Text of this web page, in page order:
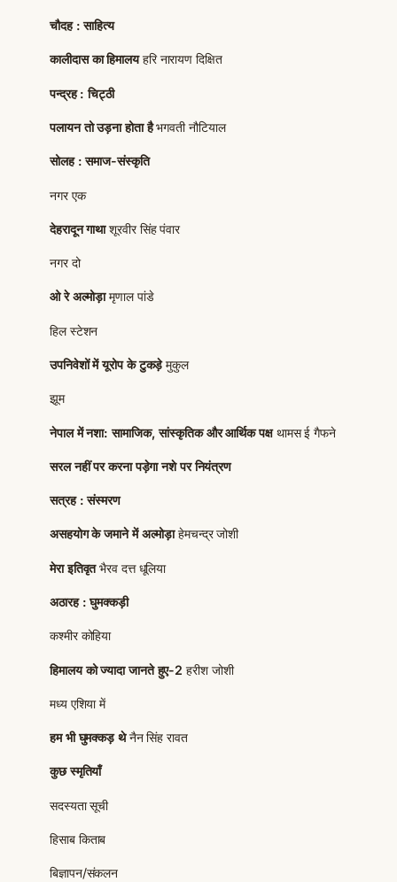
चौदह : साहित्य
कालीदास का हिमालयहरि नारायण दिक्षित
पन्द्रह : चिट्ठी
पलायन तो उड़ना होता हैभगवती नौटियाल
सोलह : समाज-संस्कृति
नगर एक
देहरादून गाथाशूरवीर सिंह पंवार
नगर दो
ओ रे अल्मोड़ामृणाल पांडे
हिल स्टेशन
उपनिवेशों में यूरोप के टुकड़ेमुकुल
झूम
नेपाल में नशा: सामाजिक, सांस्कृतिक और आर्थिक पक्षथामस ई गैफने
सरल नहीं पर करना पड़ेगा नशे पर नियंत्रण
सत्रह : संस्मरण
असहयोग के जमाने में अल्मोड़ाहेमचन्द्र जोशी
मेरा इतिवृतभैरव दत्त धूलिया
अठारह : घुमक्कड़ी
कश्मीर कोहिया
हिमालय को ज्यादा जानते हुए-2 हरीश जोशी
मध्य एशिया में
हम भी घुमक्कड़ थेनैन सिंह रावत
कुछ स्मृतियाँ
सदस्यता सूची
हिसाब किताब
बिज्ञापन/संकलन